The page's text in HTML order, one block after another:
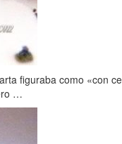
figuraba como «con
…